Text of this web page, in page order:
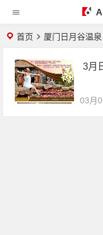
首页 厦门日月谷温泉
3月
03月